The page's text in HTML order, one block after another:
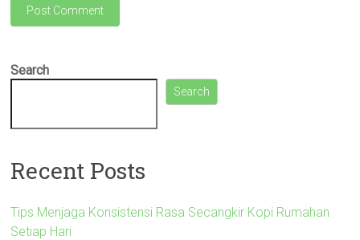
Search
Search
Recent Posts
Tips Menjaga Konsistensi Rasa Secangkir Kopi Rumahan
Setiap Hari